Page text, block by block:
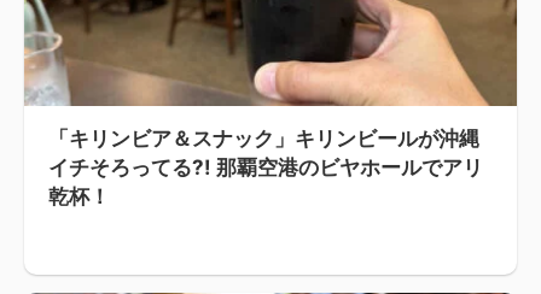
「キリンビア＆スナック」キリンビールが沖縄
イチそろってる?! 那覇空港のビヤホールでアリ
乾杯！